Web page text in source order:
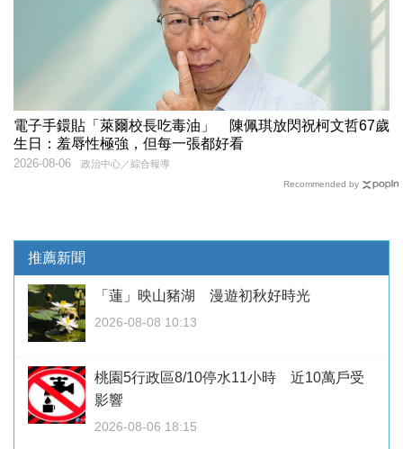
電子手鐶貼「萊爾校長吃毒油」 陳佩琪放閃祝柯文哲67歲
生日：羞辱性極強，但每一張都好看
政治中心／綜合報導
2026-08-06
Recommended by
推薦新聞
「蓮」映山豬湖 漫遊初秋好時光
2026-08-08 10:13
桃園5行政區8/10停水11小時 近10萬戶受
影響
2026-08-06 18:15